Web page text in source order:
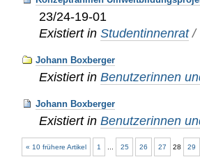
23/24-19-01
Existiert in Studentinnenrat /
Johann Boxberger
Existiert in Benutzerinnen
Johann Boxberger
Existiert in Benutzerinnen
« 10 frühere Artikel 1 25 26 27 28 29